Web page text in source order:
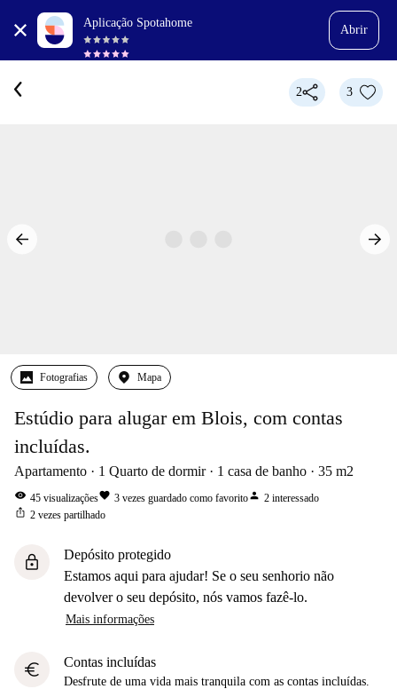
Aplicação Spotahome
Abrir
2 3
Fotografias Mapa
Estúdio para alugar em Blois, com contas
incluídas.
Apartamento 1 Quarto de dormir 1 casa de banho 35 m2
visibility 45 visualizaçõesfavorite 3 vezes guardado como favoritoperson 2 interessado
ios_share 2 vezes partilhado
lock
Depósito protegido
Estamos aqui para ajudar! Se o seu senhorio não
devolver o seu depósito, nós vamos fazê-lo.
Mais informações
euro Contas incluídas
Desfrute de uma vida mais tranquila com as contas incluídas.